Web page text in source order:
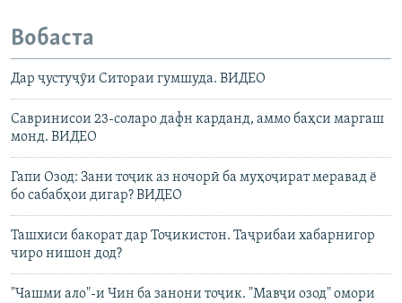
Вобаста
Дар ҷустуҷӯи Ситораи гумшуда. ВИДЕО
Савринисои 23-соларо дафн карданд, аммо баҳси маргаш
монд. ВИДЕО
Гапи Озод: Зани тоҷик аз ночорӣ ба муҳоҷират меравад ё
бо сабабҳои дигар? ВИДЕО
Ташхиси бакорат дар Тоҷикистон. Таҷрибаи хабарнигор
чиро нишон дод?
"Чашми ало"-и Чин ба занони тоҷик. "Мавҷи озод" омори